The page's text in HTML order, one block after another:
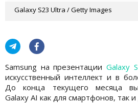
Galaxy S23 Ultra / Getty Images
Samsung на презентации Galaxy
искусственный интеллект и в
До конца текущего месяца
Galaxy AI как для смартфонов, так